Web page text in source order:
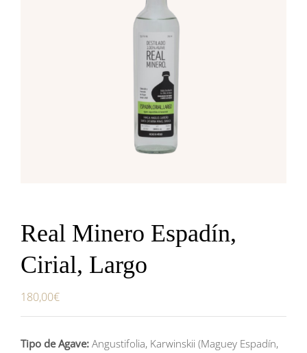
Real Minero Espadín,
Cirial, Largo
180,00€
Tipo de Agave: Angustifolia, Karwinskii (Maguey Espadín,